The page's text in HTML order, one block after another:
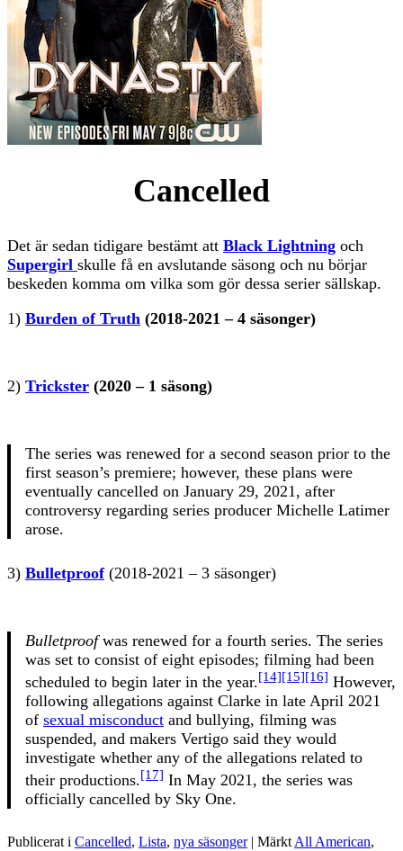
Cancelled
Det är sedan tidigare bestämt att Black Lightning och
Supergirl skulle få en avslutande säsong och nu börjar
beskeden komma om vilka som gör dessa serier sällskap.
1) Burden of Truth (2018-2021 – 4 säsonger)
2) Trickster (2020 – 1 säsong)
The series was renewed for a second season prior to the
first season’s premiere; however, these plans were
eventually cancelled on January 29, 2021, after
controversy regarding series producer Michelle Latimer
arose.
3) Bulletproof(2018-2021 – 3 säsonger)
Bulletproofwas renewed for a fourth series. The series
was set to consist of eight episodes; filming had been
scheduled to begin later in the year.[14][15][16] However,
following allegations against Clarke in late April 2021
of sexual misconduct and bullying, filming was
suspended, and makers Vertigo said they would
investigate whether any of the allegations related to
their productions.[17] In May 2021, the series was
officially cancelled by Sky One.
Publicerat i Cancelled, Lista, nya säsonger | Märkt All American,